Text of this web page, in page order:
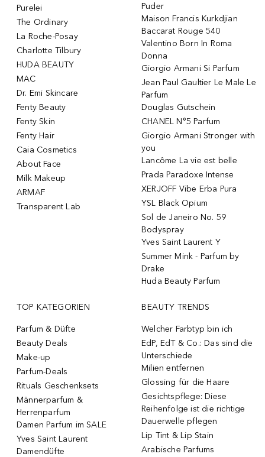
Purelei
The Ordinary
La Roche-Posay
Charlotte Tilbury
HUDA BEAUTY
MAC
Dr. Emi Skincare
Fenty Beauty
Fenty Skin
Fenty Hair
Caia Cosmetics
About Face
Milk Makeup
ARMAF
Transparent Lab
Puder
Maison Francis Kurkdjian
Baccarat Rouge 540
Valentino Born In Roma
Donna
Giorgio Armani Si Parfum
Jean Paul Gaultier Le Male Le
Parfum
Douglas Gutschein
CHANEL N°5 Parfum
Giorgio Armani Stronger with
you
Lancôme La vie est belle
Prada Paradoxe Intense
XERJOFF Vibe Erba Pura
YSL Black Opium
Sol de Janeiro No. 59
Bodyspray
Yves Saint Laurent Y
Summer Mink - Parfum by
Drake
Huda Beauty Parfum
TOP KATEGORIEN
Parfum & Düfte
Beauty Deals
Make-up
Parfum-Deals
Rituals Geschenksets
Männerparfum &
Herrenparfum
Damen Parfum im SALE
Yves Saint Laurent
Damendüfte
BEAUTY TRENDS
Welcher Farbtyp bin ich
EdP, EdT & Co.: Das sind die
Unterschiede
Milien entfernen
Glossing für die Haare
Gesichtspflege: Diese
Reihenfolge ist die richtige
Dauerwelle pflegen
Lip Tint & Lip Stain
Arabische Parfums